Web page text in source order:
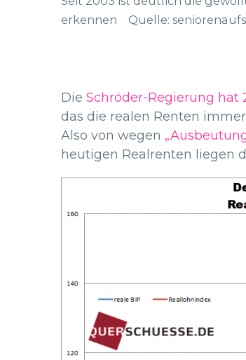
erkennen Quelle:
Die Schröder-Regierung hat
das die realen Renten
Also von wegen
heutigen Realrenten liegen